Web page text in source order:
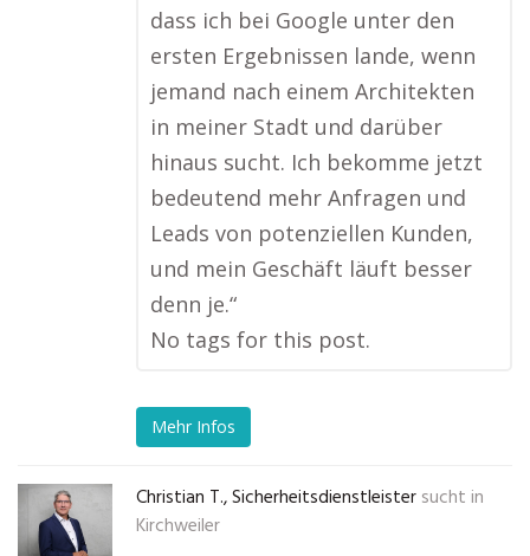
dass ich bei Google unter den
ersten Ergebnissen lande, wenn
jemand nach einem Architekten
in meiner Stadt und darüber
hinaus sucht. Ich bekomme jetzt
bedeutend mehr Anfragen und
Leads von potenziellen Kunden,
und mein Geschäft läuft besser
denn je.“
No tags for this post.
Mehr Infos
Christian T., Sicherheitsdienstleister sucht in
Kirchweiler